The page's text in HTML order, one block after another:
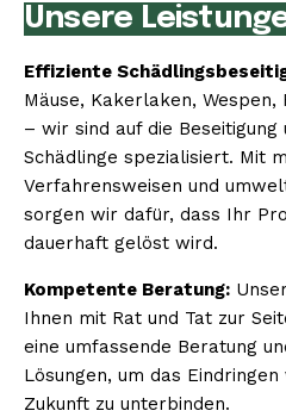
Unsere
Effiziente
Mäuse, Kakerlaken,
– wir sind auf die
Schädlinge spezialisiert. Mit
Verfahrensweisen und
sorgen wir dafür, dass Ihr
dauerhaft gelöst wird.
Kompetente Beratung:
Ihnen mit Rat und Tat zur
eine umfassende Beratung
Lösungen, um das
Zukunft zu unterbinden.